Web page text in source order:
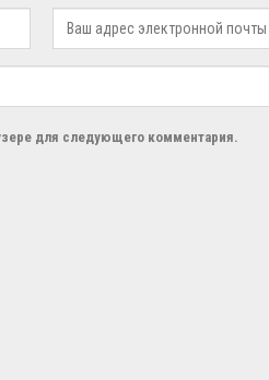
для следующего комментария.